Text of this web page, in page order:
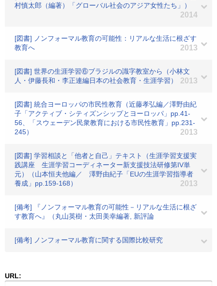
村慎太郎（編著）「グローバル社会のアジア女性たち」）
2014
[図書] ノンフォーマル教育の可能性：リアルな生活に根ざす
教育へ
2013
[図書] 世界の生涯学習⑥ブラジルの識字教室から（小林文
人・伊藤長和・李正連編日本の社会教育・生涯学習）
2013
[図書] 統合ヨーロッパの市民性教育（近藤孝弘編／澤野由紀
子「アクティブ・シティズンシップとヨーロッパ」pp.41-
56、「スウェーデン民衆教育における市民性教育」pp.231-
245）
2013
[図書] 学習相談と「他者と自己」テキスト（生涯学習支援実
践講座 生涯学習コーディネーター新支援技法研修第IV単
元）（山本恒夫他編／ 澤野由紀子「EUの生涯学習指導者
養成」pp.159-168）
2013
[備考] 『ノンフォーマル教育の可能性－リアルな生活に根ざ
す教育へ』（丸山英樹・太田美幸編著, 新評論
[備考] ノンフォーマル教育に関する国際比較研究
URL: